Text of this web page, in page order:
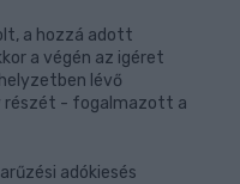
a hozzá adott
a végén az igéret
lévő
részét - fogalmazott a
adókiesés